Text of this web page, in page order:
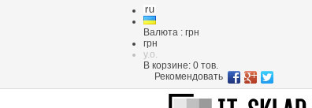
Валюта : грн
грн
y.o.
В корзине: 0 тов.
Рекомендовать